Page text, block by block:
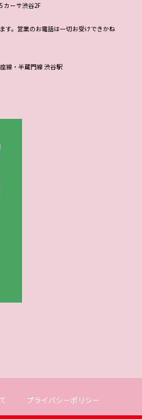
カーサ渋谷2F
す。営業のお電話は一切お受けできかね
線・半蔵門線 渋谷駅
プライバシーポリシー